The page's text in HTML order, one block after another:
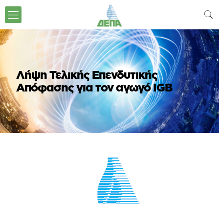
Λήψη Τελικής Επενδυτικής
Απόφασης για τον αγωγό IGB